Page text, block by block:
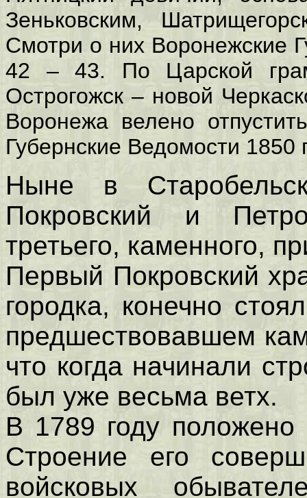
Зеньковским,
Смотри о них Воронежские
42 – 43. По Царской
Острогожск – новой
Воронежа велено
Губернские Ведомости
Ныне в
Покровский и
третьего, каменного,
Первый Покровский
городка, конечно
предшествовавшем
что когда начинали
был уже весьма ветх.
В 1789 году положено
Строение его
войсковых